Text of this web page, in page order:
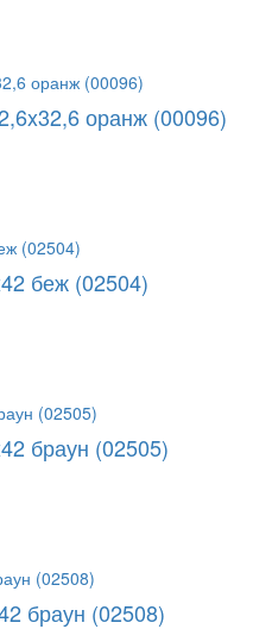
оранж (00096)
беж (02504)
браун (02505)
браун (02508)